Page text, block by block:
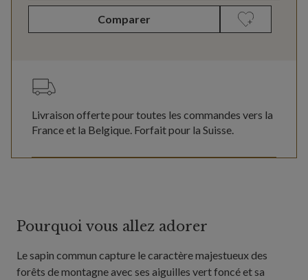
Comparer
Livraison offerte pour toutes les commandes vers la
France et la Belgique. Forfait pour la Suisse.
Pourquoi vous allez adorer
Le sapin commun capture le caractère majestueux des
forêts de montagne avec ses aiguilles vert foncé et sa